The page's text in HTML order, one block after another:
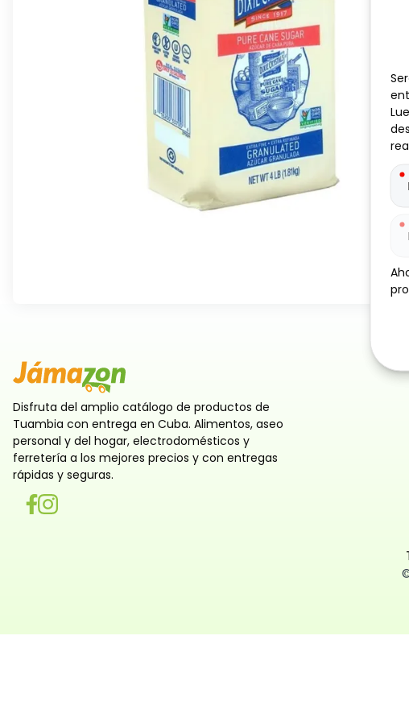
Disfruta del amplio catálogo de productos de
Tuambia con entrega en Cuba. Alimentos, aseo
personal y del hogar, electrodomésticos y
ferretería a los mejores precios y con entregas
rápidas y seguras.